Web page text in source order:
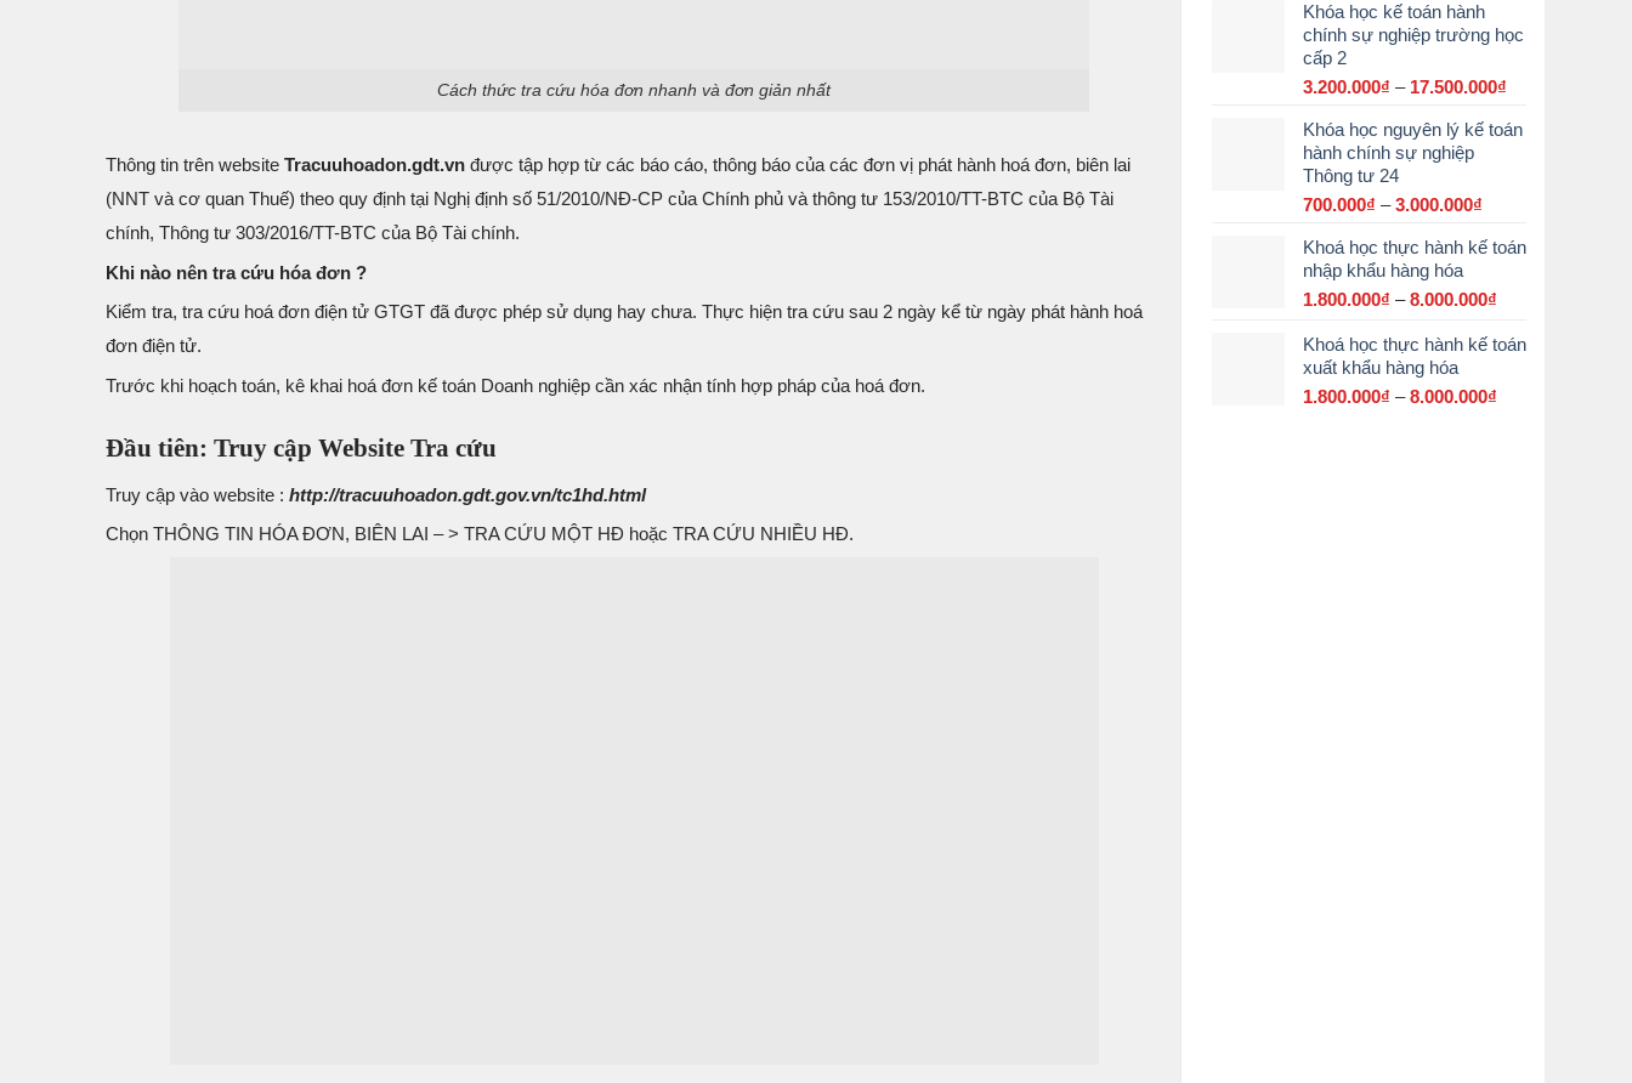
Cách thức tra cứu hóa đơn nhanh và đơn giản nhất
Thông tin trên website Tracuuhoadon.gdt.vn được tập hợp từ các báo cáo, thông báo của các đơn vị phát hành hoá đơn, biên lai
(NNT và cơ quan Thuế) theo quy định tại Nghị định số 51/2010/NĐ-CP của Chính phủ và thông tư 153/2010/TT-BTC của Bộ Tài
chính, Thông tư 303/2016/TT-BTC của Bộ Tài chính.
Khi nào nên tra cứu hóa đơn ?
Kiểm tra, tra cứu hoá đơn điện tử GTGT đã được phép sử dụng hay chưa. Thực hiện tra cứu sau 2 ngày kể từ ngày phát hành hoá
đơn điện tử.
Trước khi hoạch toán, kê khai hoá đơn kế toán Doanh nghiệp cần xác nhận tính hợp pháp của hoá đơn.
Đầu tiên: Truy cập Website Tra cứu
Truy cập vào website : http://tracuuhoadon.gdt.gov.vn/tc1hd.html
Chọn THÔNG TIN HÓA ĐƠN, BIÊN LAI – > TRA CỨU MỘT HĐ hoặc TRA CỨU NHIỀU HĐ.
2.900.000₫
Khóa học kế toán hành
chính sự nghiệp trường học
cấp 2
3.200.000₫ – 17.500.000₫
từ
Khóa học nguyên lý kế toán
hành chính sự nghiệp
Thông tư 24
700.000₫ – 3.000.000₫
từ
đến
Khoá học thực hành kế toán
nhập khẩu hàng hóa
1.800.000₫ – 8.000.000₫
từ
Khoá học thực hành kế toán
xuất khẩu hàng hóa
1.800.000₫ – 8.000.000₫